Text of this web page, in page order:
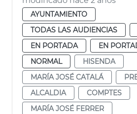
AYUNTAMIENTO
TODAS LAS AUDIENCIAS
EN PORTADA
EN
NORMAL
HISENDA
MARÍA JOSÉ CATALÁ
ALCALDIA
COMPTES
MARÍA JOSÉ FERRER